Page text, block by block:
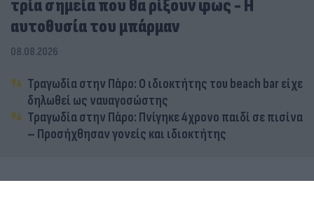
τρία σημεία που θα ρίξουν φως - Η
αυτοθυσία του μπάρμαν
08.08.2026
Τραγωδία στην Πάρο: Ο ιδιοκτήτης του beach bar είχε
δηλωθεί ως ναυαγοσώστης
Τραγωδία στην Πάρο: Πνίγηκε 4χρονο παιδί σε πισίνα
– Προσήχθησαν γονείς και ιδιοκτήτης